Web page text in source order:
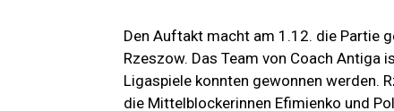
Den Auftakt macht am 1.12. die Partie
Rzeszow. Das Team von Coach Antiga
Ligaspiele konnten gewonnen werden.
die Mittelblockerinnen Efimienko und